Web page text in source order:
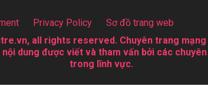
Privacy Policy
Sơ đồ trang web
all rights reserved. Chuyên trang mạng
nội dung được viết và tham vấn bởi các
trong lĩnh vực.